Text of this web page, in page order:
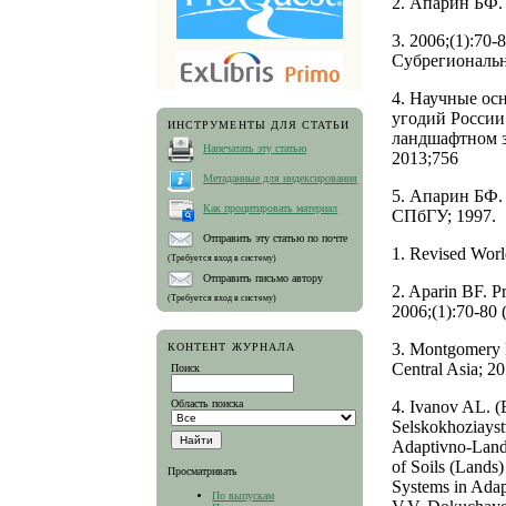
ИНСТРУМЕНТЫ ДЛЯ СТАТЬИ
Напечатать эту статью
Метаданные для индексирования
Как процитировать материал
Отправить эту статью по почте
(Требуется вход в систему)
Отправить письмо автору
(Требуется вход в систему)
КОНТЕНТ ЖУРНАЛА
Поиск
Область поиска
Просматривать
По выпускам
3.
4. Научные
угодий
ландшафтном
2013;756
5. Апарин БФ.
СПбГУ; 1997.
1. Revised
2. Aparin BF.
2006;(1):70-80
3.
Central Asia;
4. Ivanov AL.
Adaptivno-
of Soils
Systems in